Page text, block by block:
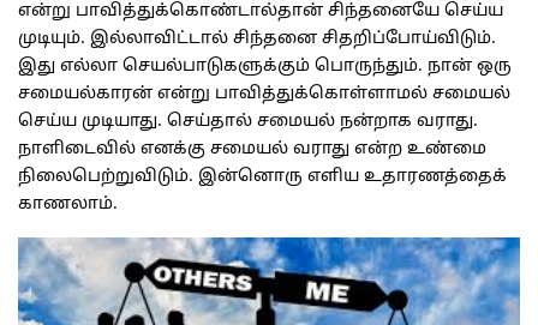
என்று பாவித்துக்கொண்டால்தான் சிந்தனையே செய்ய
முடியும். இல்லாவிட்டால் சிந்தனை சிதறிப்போய்விடும்.
இது எல்லா செயல்பாடுகளுக்கும் பொருந்தும். நான் ஒரு
சமையல்காரன் என்று பாவித்துக்கொள்ளாமல் சமையல்
செய்ய முடியாது. செய்தால் சமையல் நன்றாக வராது.
நாளிடைவில் எனக்கு சமையல் வராது என்ற உண்மை
நிலைபெற்றுவிடும். இன்னொரு எளிய உதாரணத்தைக்
காணலாம்.